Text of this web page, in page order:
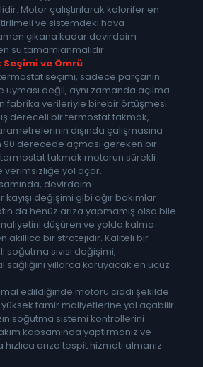
Motor çalıştırılarak kalorifer en
ve sistemdeki hava
çıkana kadar devirdaim
su tamamlanmalıdır.
ve Ömrü
seçimi, sadece parçanın
değil, aynı zamanda açılma
fabrika verileriyle birebir örtüşmesi
dereceli bir termostat takmak,
dışında çalışmasına
derecede açması gereken bir
takmak motorun sürekli
verimsizliğe yol açar.
devirdaim
değişimi gibi ağır bakımlar
da henüz arıza yapmamış olsa bile
düşüren ve yolda kalma
akıllıca bir stratejidir. Kaliteli bir
sıvısı değişimi,
yıllarca koruyacak en ucuz
edildiğinde motoru ciddi şekilde
tamir maliyetlerine yol açabilir.
soğutma sistemi kontrollerini
kapsamında yaptırmanız ve
arıza tespit hizmeti almanız